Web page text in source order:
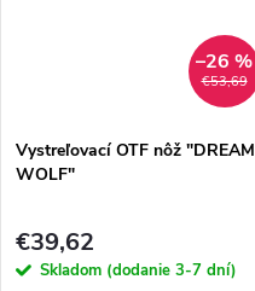
€53,69
–26 %
Vystreľovací OTF nôž "DREAM
WOLF"
€39,62
Skladom (dodanie 3-7 dní)